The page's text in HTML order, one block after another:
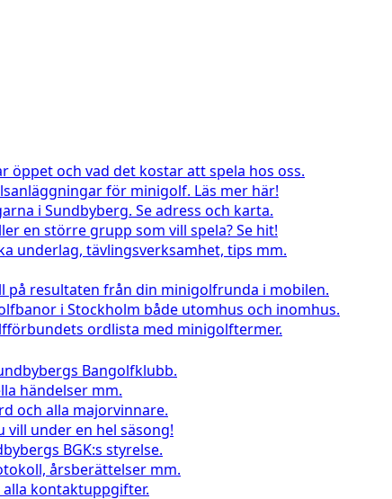
öppet och vad det kostar att spela hos oss.
för minigolf. Läs mer här!
i Sundbyberg. Se adress och karta.
en större grupp som vill spela? Se hit!
underlag, tävlingsverksamhet, tips mm.
på resultaten från din minigolfrunda i mobilen.
i Stockholm både utomhus och inomhus.
ordlista med minigolftermer.
Bangolfklubb.
händelser mm.
och alla majorvinnare.
vill under en hel säsong!
BGK:s styrelse.
årsberättelser mm.
alla kontaktuppgifter.